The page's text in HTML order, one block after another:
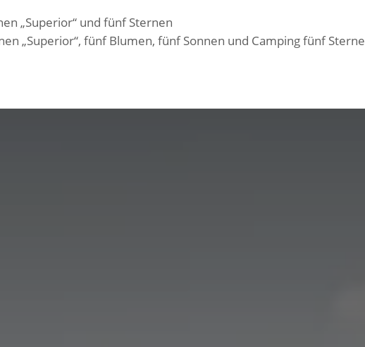
„Superior“ und fünf Sternen
„Superior“, fünf Blumen, fünf Sonnen und Camping fünf Sterne